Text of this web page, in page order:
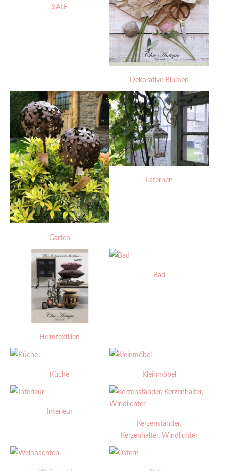
SALE
Dekorative Blumen
Garten
Laternen
Heimtextilien
Bad
Küche Kleinmöbel
Interieur
Kerzenständer,
Kerzenhalter, Windlichter